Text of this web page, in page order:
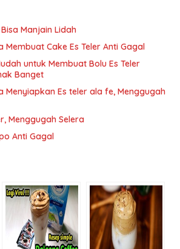
Manjain Lidah
Membuat Cake Es Teler Anti Gagal
untuk Membuat Bolu Es Teler
Banget
Menyiapkan Es teler ala fe, Menggugah
Menggugah Selera
Anti Gagal